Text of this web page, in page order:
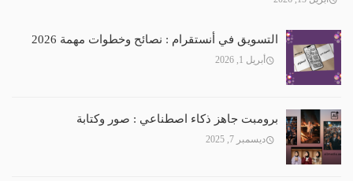
التسويق في أنستقرام : نصائح وخطوات مهمة 2026
أبريل 1, 2026
برومبت جاهز ذكاء اصطناعي : صور وكتابة
ديسمبر 7, 2025